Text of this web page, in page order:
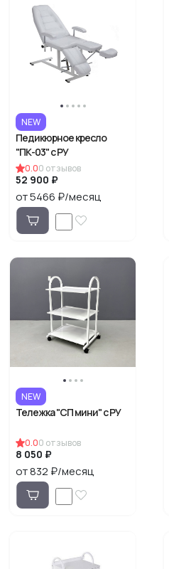
NEW
Педикюрное кресло
"ПК-03" с РУ
0.00 отзывов
52 900 ₽
от 5466 ₽/месяц
NEW
Тележка "СП мини" с РУ
0.00 отзывов
8 050 ₽
от 832 ₽/месяц